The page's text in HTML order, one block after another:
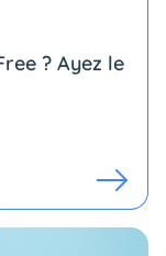
? Ayez le